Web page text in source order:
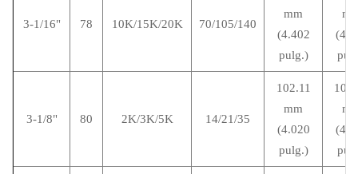
3-1/16" 78 10K/15K/20K 70/105/140
mm
(4.402
pulg.)
3-1/8" 80 2K/3K/5K 14/21/35
102.11
mm
(4.020
pulg.)